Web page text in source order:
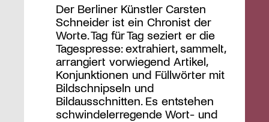
Der Berliner Künstler Carsten
Schneider ist ein Chronist der
Worte. Tag für Tag seziert er die
Tagespresse: extrahiert, sammelt,
arrangiert vorwiegend Artikel,
Konjunktionen und Füllwörter mit
Bildschnipseln und
Bildausschnitten. Es entstehen
schwindelerregende Wort- und